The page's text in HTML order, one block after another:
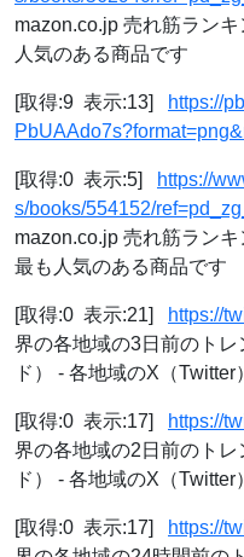
mazon.co.jp 売れ筋ラン
人気のある商品です
[取得:9 表示:13]
https://
[取得:0 表示:5]
https://
s/books/554152/
mazon.co.jp 売れ筋ラン
最も人気のある商品です
[取得:0 表示:21] https://
界の各地域の3日前のト
ド） - 各地域のX（Twitter
[取得:0 表示:17] https://
界の各地域の2日前のト
ド） - 各地域のX（Twitter
[取得:0 表示:17] https://